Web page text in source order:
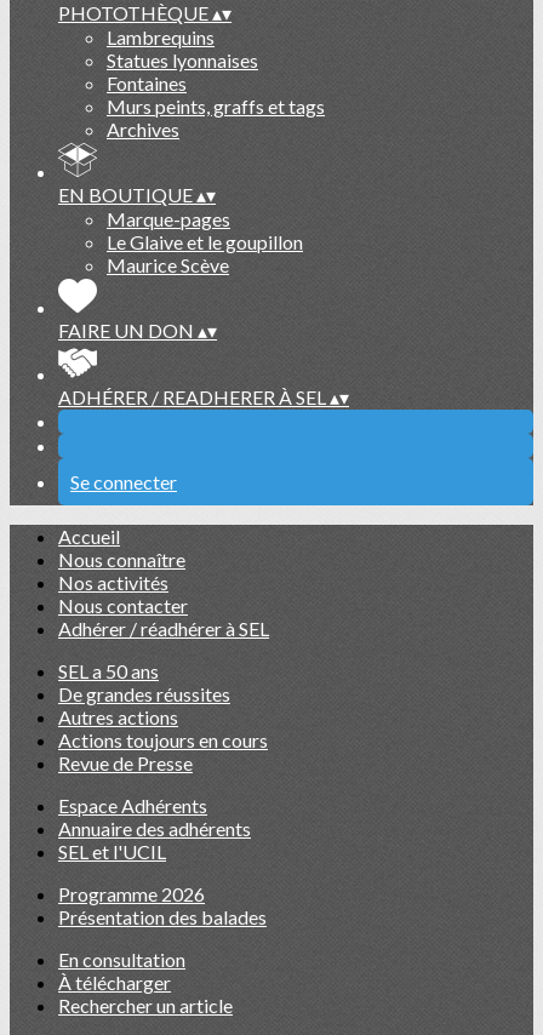
PHOTOTHÈQUE▴▾
Lambrequins
Statues lyonnaises
Fontaines
Murs peints, graffs et tags
Archives
EN BOUTIQUE▴▾
Marque-pages
Le Glaive et le goupillon
Maurice Scève
FAIRE UN DON ▴▾
ADHÉRER / READHERER À SEL▴▾
Se connecter
Accueil
Nous connaître
Nos activités
Nous contacter
Adhérer / réadhérer à SEL
SEL a 50 ans
De grandes réussites
Autres actions
Actions toujours en cours
Revue de Presse
Espace Adhérents
Annuaire des adhérents
SEL et l'UCIL
Programme 2026
Présentation des balades
En consultation
À télécharger
Rechercher un article